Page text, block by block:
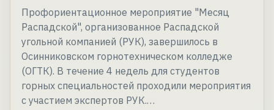
Профориентационное мероприятие "Месяц
Распадской", организованное Распадской
угольной компанией (РУК), завершилось в
Осинниковском горнотехническом колледже
(ОГТК). В течение 4 недель для студентов
горных специальностей проходили мероприятия
с участием экспертов РУК.…